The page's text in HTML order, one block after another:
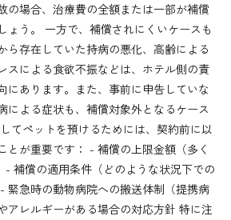
の場合、治療費の全額または一部が補償
ょう。 一方で、補償されにくいケースも
ら存在していた持病の悪化、高齢による
スによる食欲不振などは、ホテル側の責
にあります。また、事前に申告していな
による症状も、補償対象外となるケース
てペットを預けるためには、契約前に以
とが重要です： - 補償の上限金額（多く
- 補償の適用条件（どのような状況下での
緊急時の動物病院への搬送体制（提携病
アレルギーがある場合の対応方針 特に注